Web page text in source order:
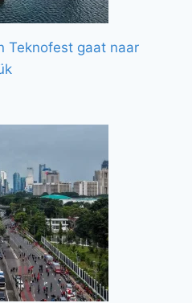
Teknofest gaat naar